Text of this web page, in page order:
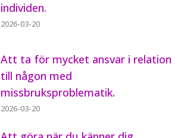
individen.
2026-03-20
Att ta för mycket ansvar i relation
till någon med
missbruksproblematik.
2026-03-20